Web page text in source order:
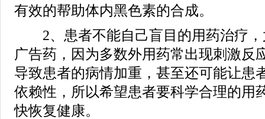
有效的帮助体内黑色素的合成。
2、患者不能自己盲目的用药治疗，
广告药，因为多数外用药常出现刺激反
导致患者的病情加重，甚至还可能让患
依赖性，所以希望患者要科学合理的用
快恢复健康。